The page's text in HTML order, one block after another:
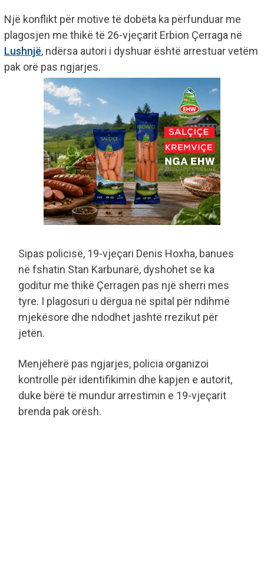
Një konflikt për motive të dobëta ka përfunduar me
plagosjen me thikë të 26-vjeçarit Erbion Çerraga në
Lushnjë, ndërsa autori i dyshuar është arrestuar vetëm
pak orë pas ngjarjes.
Sipas policisë, 19-vjeçari Denis Hoxha, banues
në fshatin Stan Karbunarë, dyshohet se ka
goditur me thikë Çerragën pas një sherri mes
tyre. I plagosuri u dërgua në spital për ndihmë
mjekësore dhe ndodhet jashtë rrezikut për
jetën.
Menjëherë pas ngjarjes, policia organizoi
kontrolle për identifikimin dhe kapjen e autorit,
duke bërë të mundur arrestimin e 19-vjeçarit
brenda pak orësh.